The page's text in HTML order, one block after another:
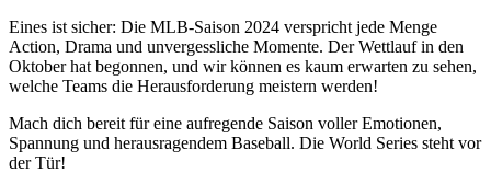
Eines ist sicher: Die MLB-Saison 2024 verspricht jede Menge
Action, Drama und unvergessliche Momente. Der Wettlauf in den
Oktober hat begonnen, und wir können es kaum erwarten zu sehen,
welche Teams die Herausforderung meistern werden!
Mach dich bereit für eine aufregende Saison voller Emotionen,
Spannung und herausragendem Baseball. Die World Series steht vor
der Tür!